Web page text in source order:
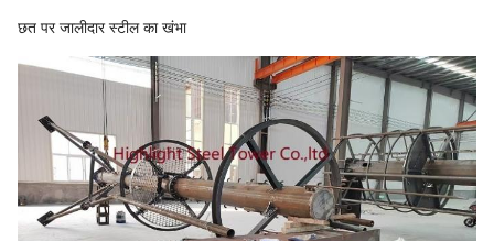
छत पर जालीदार स्टील का खंभा